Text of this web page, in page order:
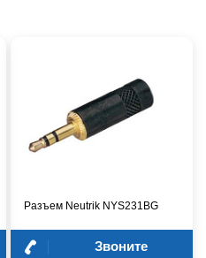
Разъем Neutrik NYS231BG
Звоните